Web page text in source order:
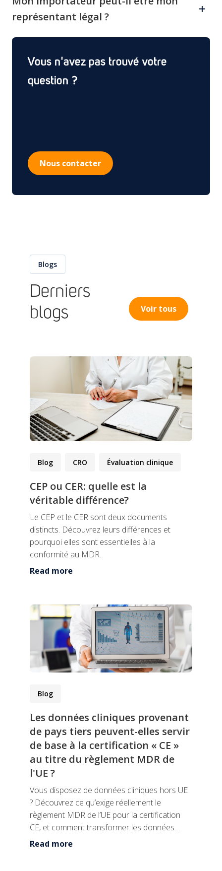
Vous n'avez pas trouvé votre
question ?
Nous contacter
Mexique, l'Argentine et le Chili ont des cycles
pluriannuels similaires. Les renouvellements doivent être
gérés de manière proactive afin d'éviter les déchéances.
représentant légal ?
Oui, mais cela permet généralement à l'importateur de
contrôler les enregistrements ; la désignation d'un
représentant légal indépendant vous permet de
conserver la propriété et la flexibilité.
Blogs
Derniers
blogs
Voir tous
Blog CRO Évaluation clinique
CEP ou CER: quelle est la
véritable différence?
Le CEP et le CER sont deux documents
distincts. Découvrez leurs différences et
pourquoi elles sont essentielles à la
conformité au MDR.
Read more
Blog
Les données cliniques provenant
de pays tiers peuvent-elles servir
de base à la certification « CE »
au titre du règlement MDR de
l'UE ?
Vous disposez de données cliniques hors UE
? Découvrez ce qu’exige réellement le
règlement MDR de l’UE pour la certification
CE, et comment transformer les données
existantes en une voie d’accès au ma...
Read more